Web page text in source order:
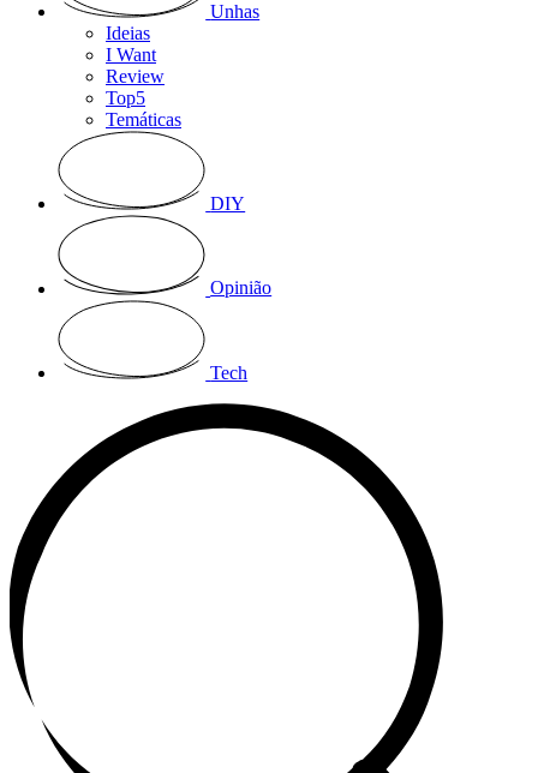
Unhas
Ideias
I Want
Review
Top5
Temáticas
DIY
Opinião
Tech